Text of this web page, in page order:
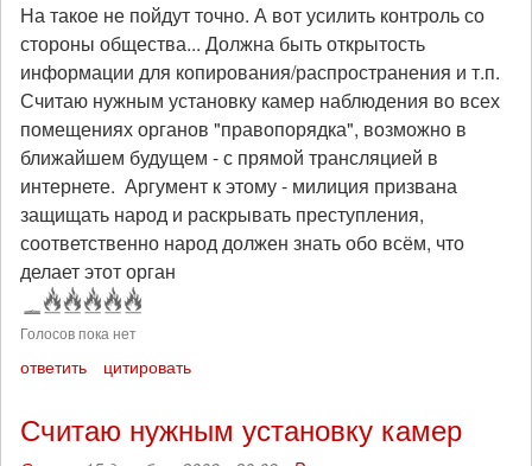
На такое не пойдут точно. А вот усилить контроль со
стороны общества... Должна быть открытость
информации для копирования/распространения и т.п.
Считаю нужным установку камер наблюдения во всех
помещениях органов "правопорядка", возможно в
ближайшем будущем - с прямой трансляцией в
интернете. Аргумент к этому - милиция призвана
защищать народ и раскрывать преступления,
соответственно народ должен знать обо всём, что
делает этот орган
Голосов пока нет
ответить цитировать
Считаю нужным установку камер